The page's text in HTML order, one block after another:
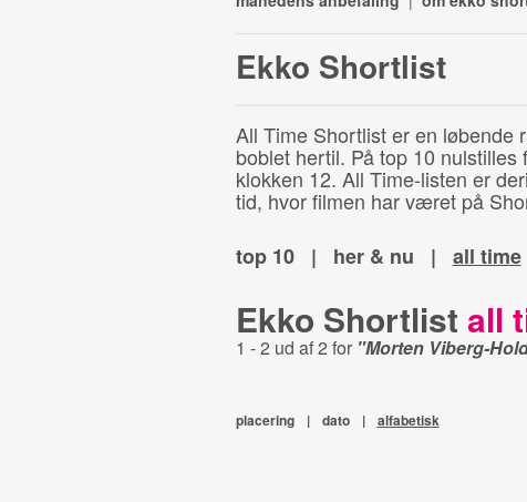
Ekko Shortlist
All Time Shortlist er en
boblet hertil. På top 10
klokken 12. All Time-listen er
tid, hvor filmen har været på
top 10
| her & nu | all time
Ekko Shortlist all
1 - 2 ud af 2 for "Morten Viberg-
placering | dato | alfabetisk